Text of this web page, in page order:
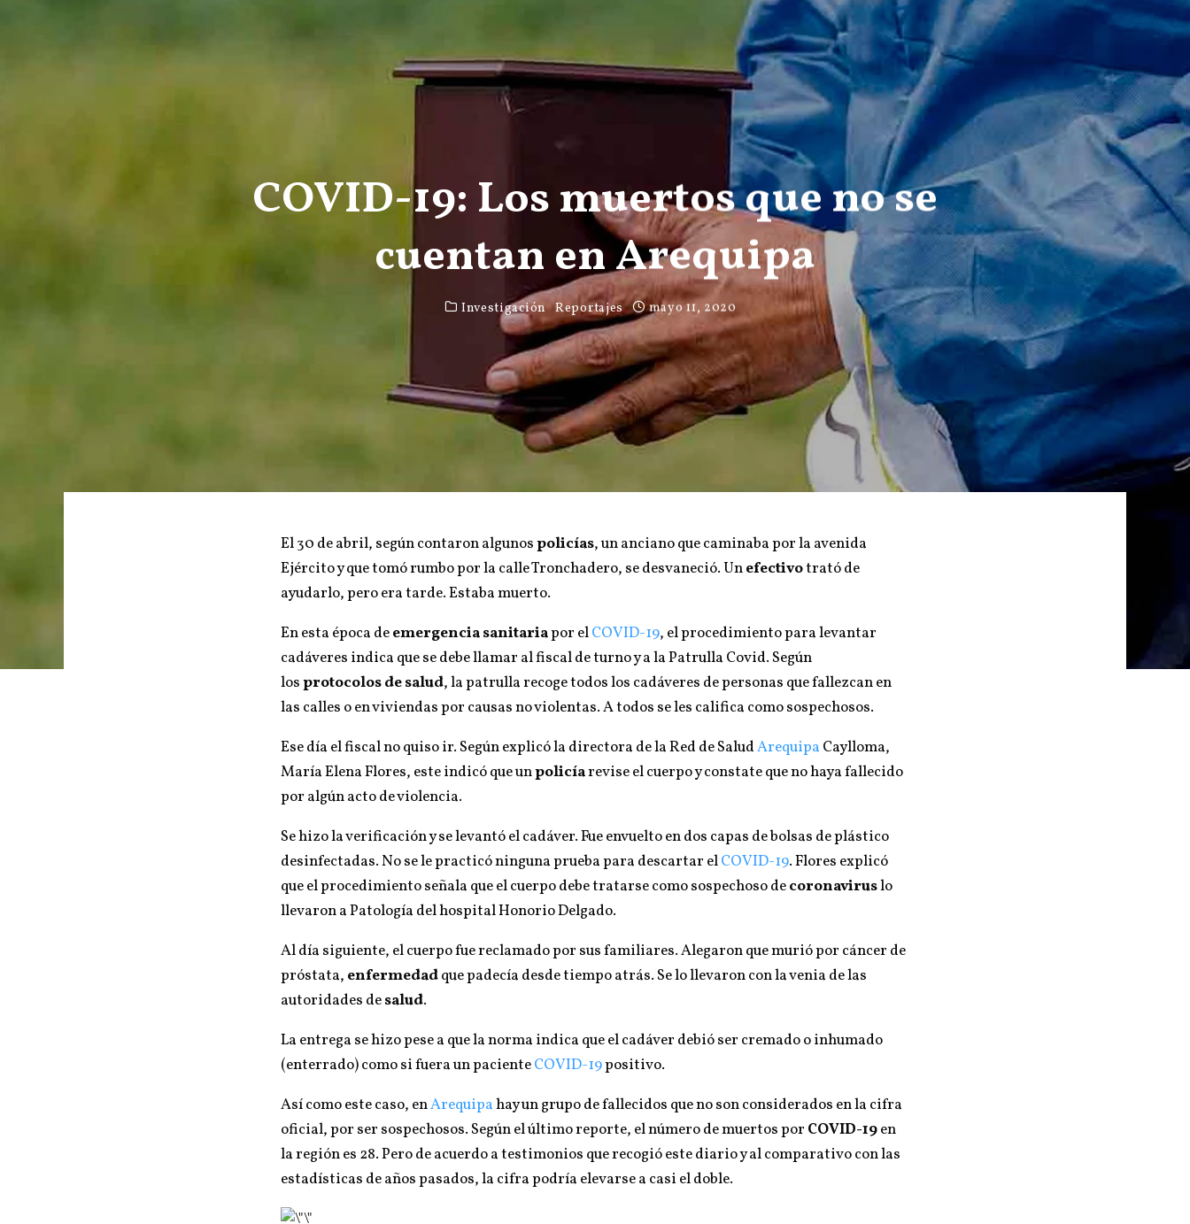
COVID-19: Los muertos que no se
cuentan en Arequipa
Investigación Reportajes mayo 11, 2020
El 30 de abril, según contaron algunospolicías, un anciano que caminaba por la avenida
Ejército y que tomó rumbo por la calle Tronchadero, se desvaneció. Unefectivotrató de
ayudarlo, pero era tarde. Estaba muerto.
En esta época deemergencia sanitariapor elCOVID-19, el procedimiento para levantar
cadáveres indica que se debe llamar al fiscal de turno y a la Patrulla Covid. Según
losprotocolos de salud, la patrulla recoge todos los cadáveres de personas que fallezcan en
las calles o en viviendas por causas no violentas. A todos se les califica como sospechosos.
Ese día el fiscal no quiso ir. Según explicó la directora de la Red de SaludArequipa Caylloma,
María Elena Flores, este indicó que unpolicíarevise el cuerpo y constate que no haya fallecido
por algún acto de violencia.
Se hizo la verificación y se levantó el cadáver. Fue envuelto en dos capas de bolsas de plástico
desinfectadas. No se le practicó ninguna prueba para descartar elCOVID-19. Flores explicó
que el procedimiento señala que el cuerpo debe tratarse como sospechoso decoronaviruslo
llevaron a Patología del hospital Honorio Delgado.
Al día siguiente, el cuerpo fue reclamado por sus familiares. Alegaron que murió por cáncer de
próstata, enfermedadque padecía desde tiempo atrás. Se lo llevaron con la venia de las
autoridades desalud.
La entrega se hizo pese a que la norma indica que el cadáver debió ser cremado o inhumado
(enterrado) como si fuera un pacienteCOVID-19positivo.
Así como este caso, enArequipahay un grupo de fallecidos que no son considerados en la cifra
oficial, por ser sospechosos. Según el último reporte, el número de muertos por COVID-19en
la región es 28. Pero de acuerdo a testimonios que recogió este diario y al comparativo con las
estadísticas de años pasados, la cifra podría elevarse a casi el doble.